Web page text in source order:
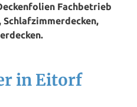
Fachbetrieb
Schlafzimmerdecken,
in Eitorf